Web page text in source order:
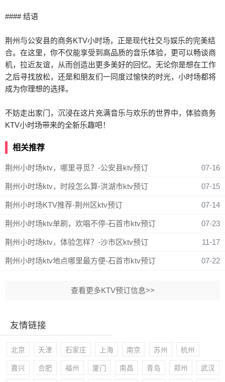
#### 结语
荆州与公安县的商务KTV小时场，正是现代社交与娱乐的完美结
合。在这里，你不仅能享受到高品质的音乐体验，更可以畅谈商
机，拉近友谊，从而创造出更多美好的回忆。无论你是想在工作
之后寻找放松，还是和朋友们一同度过愉快的时光，小时场都将
成为你理想的选择。
不妨走出家门，沉浸在这片充满音乐与欢乐的世界中，体验商务
KTV小时场带来的全新乐趣吧！
相关推荐
荆州小时场ktv，哪里寻觅？-公安县ktv预订 07-16
荆州小时场ktv，时段怎么算-洪湖市ktv预订 07-15
荆州小时场KTV推荐-荆州区ktv预订 07-14
荆州小时场ktv单刷，欢唱不停-石首市ktv预订 07-23
荆州小时场ktv，体验怎样？-沙市区ktv预订 11-17
荆州小时场ktv地点哪里最方便-石首市ktv预订 07-22
查看更多KTV预订信息>>
友情链接
北京 天津 石家庄 上海 南京 苏州 杭州
嘉兴 合肥 福州 厦门 南昌 青岛 郑州 武汉